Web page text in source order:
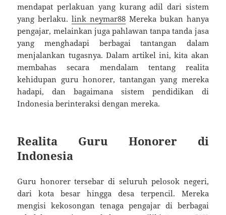
mendapat perlakuan yang kurang adil dari sistem
yang berlaku.link neymar88 Mereka bukan hanya
pengajar, melainkan juga pahlawan tanpa tanda jasa
yang menghadapi berbagai tantangan dalam
menjalankan tugasnya. Dalam artikel ini, kita akan
membahas secara mendalam tentang realita
kehidupan guru honorer, tantangan yang mereka
hadapi, dan bagaimana sistem pendidikan di
Indonesia berinteraksi dengan mereka.
Realita Guru Honorer di
Indonesia
Guru honorer tersebar di seluruh pelosok negeri,
dari kota besar hingga desa terpencil. Mereka
mengisi kekosongan tenaga pengajar di berbagai